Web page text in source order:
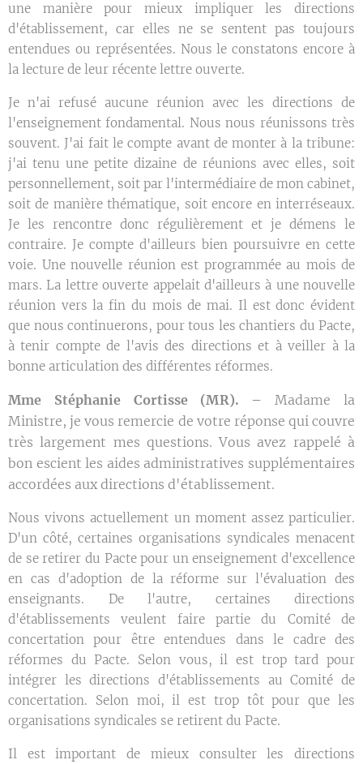
une manière pour mieux impliquer les directions
d'établissement, car elles ne se sentent pas toujours
entendues ou représentées. Nous le constatons encore à
la lecture de leur récente lettre ouverte.
Je n'ai refusé aucune réunion avec les directions de
l'enseignement fondamental. Nous nous réunissons très
souvent. J'ai fait le compte avant de monter à la tribune:
j'ai tenu une petite dizaine de réunions avec elles, soit
personnellement, soit par l'intermédiaire de mon cabinet,
soit de manière thématique, soit encore en interréseaux.
Je les rencontre donc régulièrement et je démens le
contraire. Je compte d'ailleurs bien poursuivre en cette
voie. Une nouvelle réunion est programmée au mois de
mars. La lettre ouverte appelait d'ailleurs à une nouvelle
réunion vers la fin du mois de mai. Il est donc évident
que nous continuerons, pour tous les chantiers du Pacte,
à tenir compte de l'avis des directions et à veiller à la
bonne articulation des différentes réformes.
Mme Stéphanie Cortisse (MR). – Madame la
Ministre, je vous remercie de votre réponse qui couvre
très largement mes questions. Vous avez rappelé à
bon escient les aides administratives supplémentaires
accordées aux directions d'établissement.
Nous vivons actuellement un moment assez particulier.
D'un côté, certaines organisations syndicales menacent
de se retirer du Pacte pour un enseignement d'excellence
en cas d'adoption de la réforme sur l'évaluation des
enseignants. De l'autre, certaines directions
d'établissements veulent faire partie du Comité de
concertation pour être entendues dans le cadre des
réformes du Pacte. Selon vous, il est trop tard pour
intégrer les directions d'établissements au Comité de
concertation. Selon moi, il est trop tôt pour que les
organisations syndicales se retirent du Pacte.
Il est important de mieux consulter les directions